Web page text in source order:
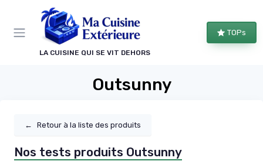
LA CUISINE QUI SE VIT DEHORS
TOPs
Outsunny
← Retour à la liste des produits
Nos tests produits Outsunny
Panneau de gestion des cookies